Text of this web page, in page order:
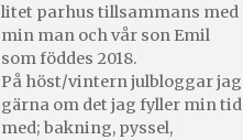
litet parhus tillsammans med
min man och vår son Emil
som föddes 2018.
På höst/vintern julbloggar jag
gärna om det jag fyller min tid
med; bakning, pyssel,